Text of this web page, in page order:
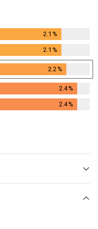
2.1 %
2.1 %
2.2 %
2.4%
2.4%